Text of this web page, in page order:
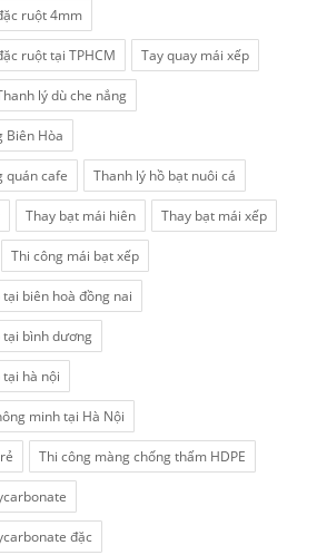
ruột 4mm
ruột tại TPHCM Tay quay mái xếp
lý dù che nắng
Biên Hòa
quán cafe Thanh lý hồ bạt nuôi cá
Thay bạt mái hiên Thay bạt mái xếp
Thi công mái bạt xếp
biên hoà đồng nai
tại bình dương
hà nội
minh tại Hà Nội
Thi công màng chống thấm HDPE
đặc